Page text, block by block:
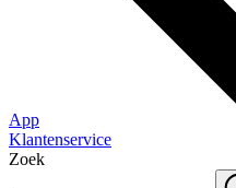
App
Klantenservice
Zoek